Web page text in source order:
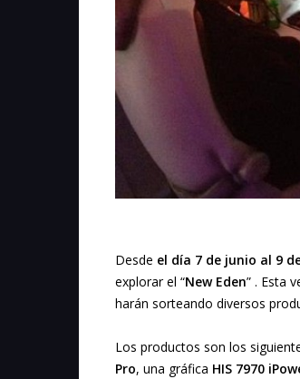
Desde el día 7 de junio al 9
explorar el “New Eden” . Esta
harán sorteando diversos
Los productos son los
Pro, una gráfica HIS 7970